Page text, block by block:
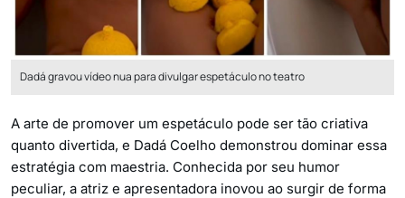
Dadá gravou vídeo nua para divulgar espetáculo no teatro
A arte de promover um espetáculo pode ser tão criativa
quanto divertida, e Dadá Coelho demonstrou dominar essa
estratégia com maestria. Conhecida por seu humor
peculiar, a atriz e apresentadora inovou ao surgir de forma